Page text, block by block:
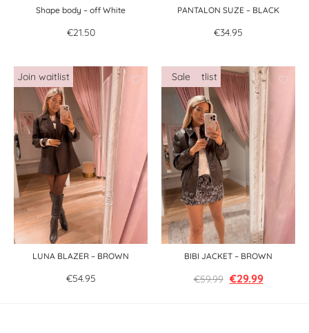
Shape body – off White
€21.50
PANTALON SUZE – BLACK
€34.95
LUNA BLAZER – BROWN
€54.95
BIBI JACKET – BROWN
€59.99 €29.99